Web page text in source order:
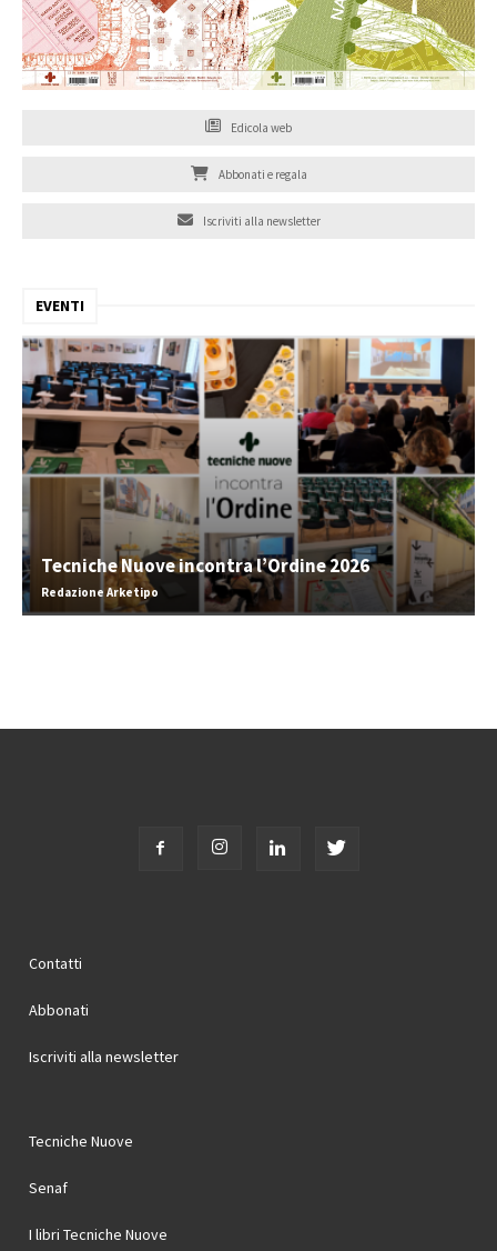
Edicola web
Abbonati e regala
Iscriviti alla newsletter
EVENTI
Tecniche Nuove incontra l’Ordine 2026
Redazione Arketipo
Contatti
Abbonati
Iscriviti alla newsletter
Tecniche Nuove
Senaf
I libri Tecniche Nuove